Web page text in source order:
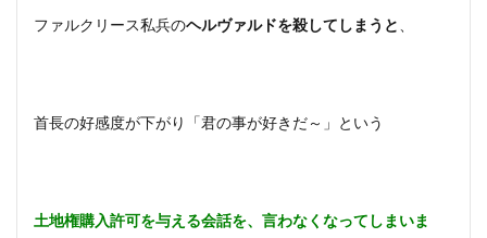
ファルクリース私兵のヘルヴァルドを殺してしまうと
首長の好感度が下がり「君の事が好きだ～」という
土地権購入許可を与える会話を、言わなくなってしまいま